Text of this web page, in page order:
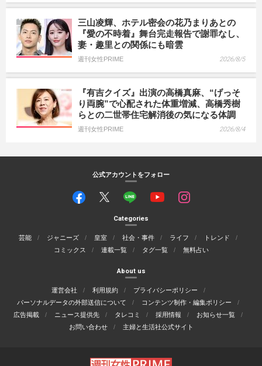
三山凌輝、ホテル密会の花乃まりあとの
『愛の不時着』舞台完走報告で謝罪なし、
妻・趣里との関係にも暗雲
週刊女性PRIME 2026/8/5
『有吉クイズ』出演の高橋真麻、“げっそ
り両腕”で心配された体重増減、高橋秀樹
らとの二世帯住宅解消後の気になる体調
週刊女性PRIME 2026/8/4
公式アカウントをフォロー
Categories
芸能 ジャニーズ 皇室 社会・事件 ライフ
トレンド
コミックス
連載一覧 タグ一覧 無料占い
About us
運営会社 利用規約
プライバシーポリシー
パーソナルデータの外部送信について
コンテンツ制作・編集ポリシー
広告掲載
ニュース提供先 タレコミ 採用情報
お知らせ一覧
お問い合わせ
主婦と生活社公式サイト